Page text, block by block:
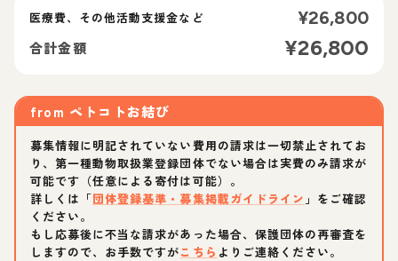
医療費、その他活動支援金など ¥26,800
合計金額 ¥26,800
from ペトコトお結び
募集情報に明記されていない費用の請求は一切禁止されてお
り、第一種動物取扱業登録団体でない場合は実費のみ請求が
可能です（任意による寄付は可能）。
詳しくは「団体登録基準・募集掲載ガイドライン 」をご確認
ください。
もし応募後に不当な請求があった場合、保護団体の再審査を
しますので、お手数ですがこちら よりご連絡ください。